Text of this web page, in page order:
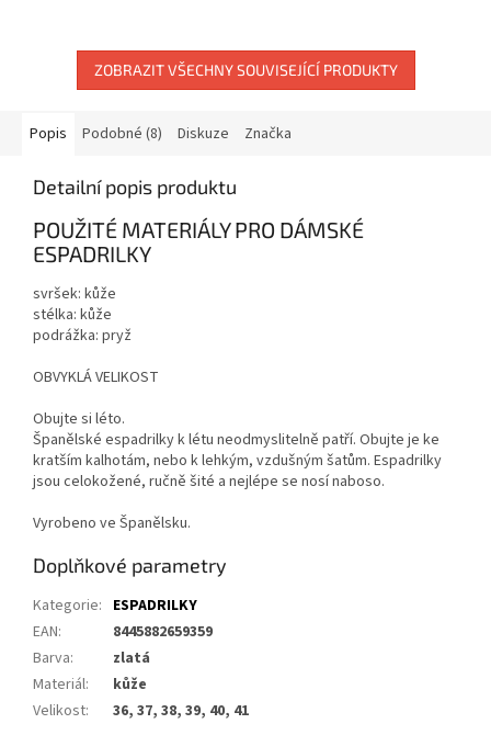
ZOBRAZIT VŠECHNY SOUVISEJÍCÍ PRODUKTY
Popis Podobné (8) Diskuze Značka
Detailní popis produktu
POUŽITÉ MATERIÁLY PRO DÁMSKÉ
ESPADRILKY
svršek: kůže
stélka: kůže
podrážka: pryž
OBVYKLÁ VELIKOST
Obujte si léto.
Španělské espadrilky k létu neodmyslitelně patří. Obujte je ke
kratším kalhotám, nebo k lehkým, vzdušným šatům. Espadrilky
jsou celokožené, ručně šité a nejlépe se nosí naboso.
Vyrobeno ve Španělsku.
Doplňkové parametry
Kategorie: ESPADRILKY
EAN:
8445882659359
Barva:
zlatá
Materiál:
kůže
Velikost: 36, 37, 38, 39, 40, 41